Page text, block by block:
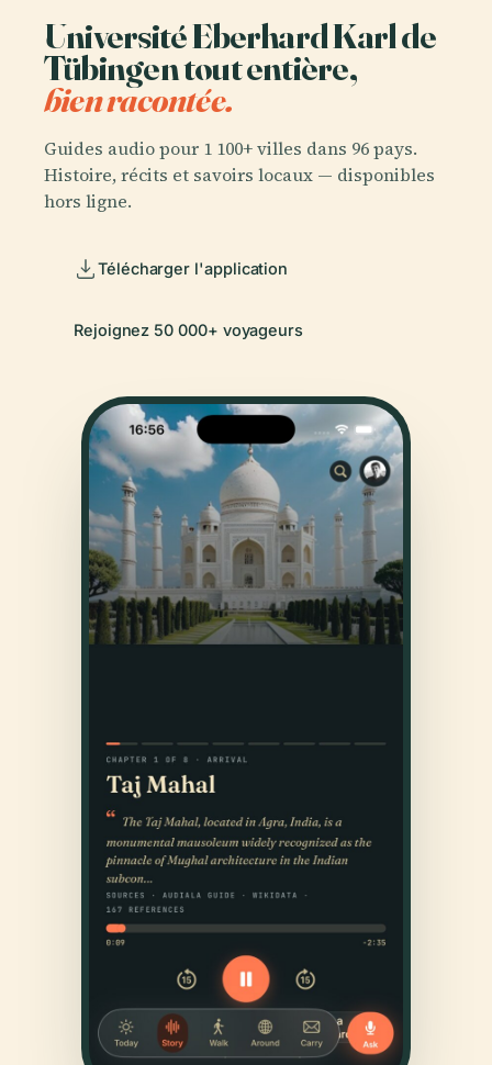
Université Eberhard Karl de
Tübingen tout entière,
bien racontée.
Guides audio pour 1 100+ villes dans 96 pays.
Histoire, récits et savoirs locaux — disponibles
hors ligne.
Télécharger l'application
Rejoignez 50 000+ voyageurs